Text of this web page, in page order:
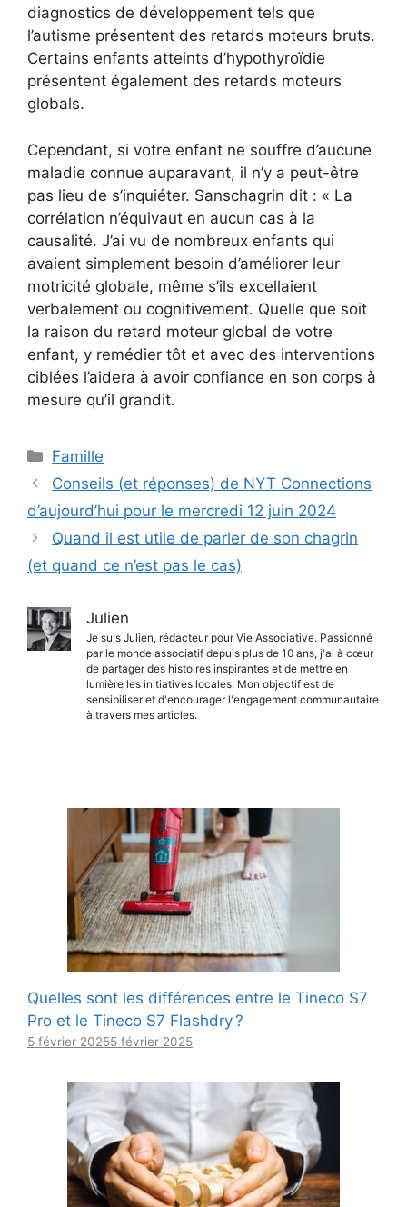
diagnostics de développement tels que
l’autisme présentent des retards moteurs bruts.
Certains enfants atteints d’hypothyroïdie
présentent également des retards moteurs
globals.
Cependant, si votre enfant ne souffre d’aucune
maladie connue auparavant, il n’y a peut-être
pas lieu de s’inquiéter. Sanschagrin dit : « La
corrélation n’équivaut en aucun cas à la
causalité. J’ai vu de nombreux enfants qui
avaient simplement besoin d’améliorer leur
motricité globale, même s’ils excellaient
verbalement ou cognitivement. Quelle que soit
la raison du retard moteur global de votre
enfant, y remédier tôt et avec des interventions
ciblées l’aidera à avoir confiance en son corps à
mesure qu’il grandit.
Catégories
Famille
Conseils (et réponses) de NYT Connections
d’aujourd’hui pour le mercredi 12 juin 2024
Quand il est utile de parler de son chagrin
(et quand ce n’est pas le cas)
Julien
Je suis Julien, rédacteur pour Vie Associative. Passionné
par le monde associatif depuis plus de 10 ans, j'ai à cœur
de partager des histoires inspirantes et de mettre en
lumière les initiatives locales. Mon objectif est de
sensibiliser et d'encourager l'engagement communautaire
à travers mes articles.
Quelles sont les différences entre le Tineco S7
Pro et le Tineco S7 Flashdry ?
5 février 20255 février 2025